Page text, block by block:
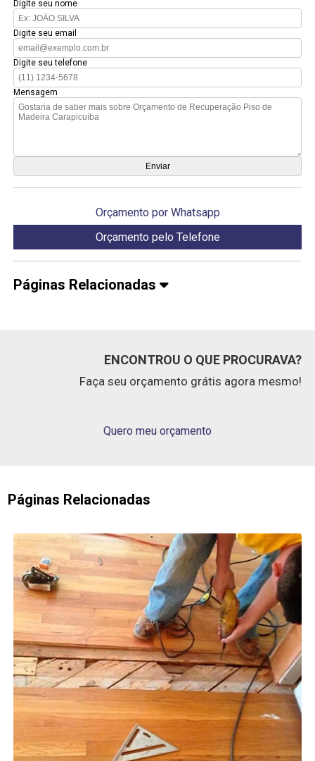
Digite seu nome
Digite seu email
Digite seu telefone
Mensagem
Orçamento por Whatsapp
Orçamento pelo Telefone
Páginas Relacionadas
ENCONTROU O QUE PROCURAVA?
Faça seu orçamento grátis agora mesmo!
Quero meu orçamento
Páginas Relacionadas